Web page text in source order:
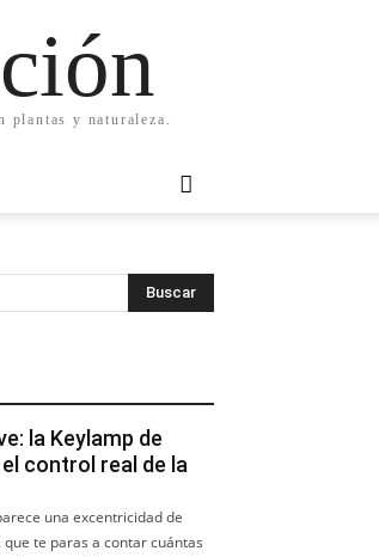
y naturaleza.
la Keylamp de
control real de la
una excentricidad de
te paras a contar cuántas